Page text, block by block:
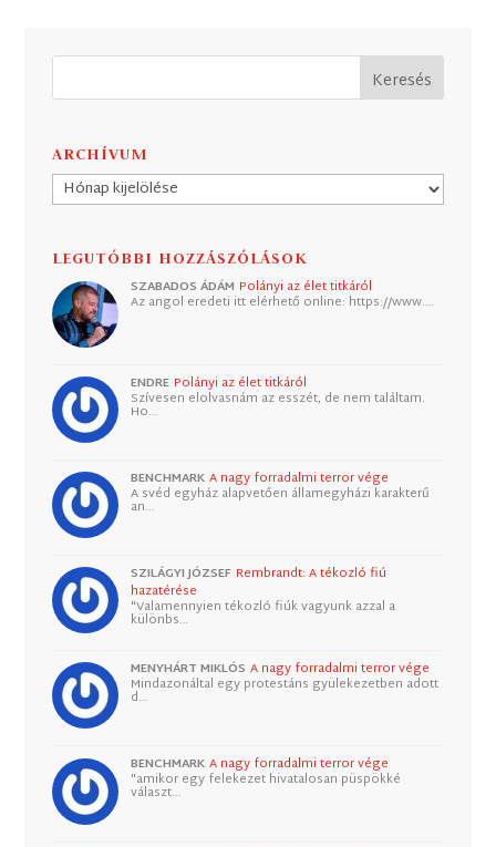
ARCHÍVUM
Archívum
LEGUTÓBBI HOZZÁSZÓLÁSOK
SZABADOS ÁDÁM Polányi az élet titkáról
Az angol eredeti itt elérhető online: https://www.…
ENDRE Polányi az élet titkáról
Szívesen elolvasnám az esszét, de nem találtam.
Ho…
BENCHMARK A nagy forradalmi terror vége
A svéd egyház alapvetően államegyházi karakterű
an…
SZILÁGYI JÓZSEF Rembrandt: A tékozló fiú
hazatérése
"Valamennyien tékozló fiúk vagyunk azzal a
különbs…
MENYHÁRT MIKLÓS A nagy forradalmi terror vége
Mindazonáltal egy protestáns gyülekezetben adott
d…
BENCHMARK A nagy forradalmi terror vége
"amikor egy felekezet hivatalosan püspökké
választ…